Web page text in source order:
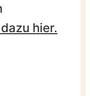
hier.